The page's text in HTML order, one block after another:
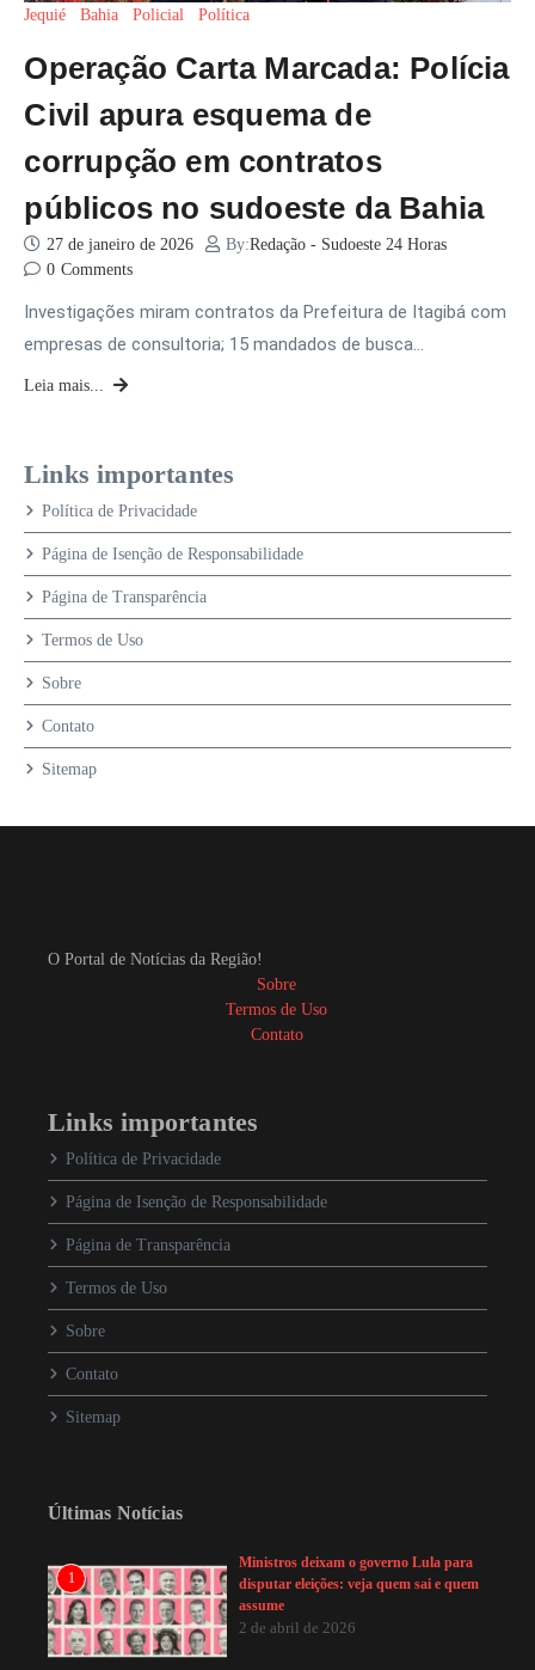
Jequié Bahia Policial Política
Operação Carta Marcada: Polícia
Civil apura esquema de
corrupção em contratos
públicos no sudoeste da Bahia
27 de janeiro de 2026 By:Redação - Sudoeste 24 Horas
0 Comments
Investigações miram contratos da Prefeitura de Itagibá com
empresas de consultoria; 15 mandados de busca…
Leia mais...
Links importantes
Política de Privacidade
Página de Isenção de Responsabilidade
Página de Transparência
Termos de Uso
Sobre
Contato
Sitemap
O Portal de Notícias da Região!
Sobre
Termos de Uso
Contato
Links importantes
Política de Privacidade
Página de Isenção de Responsabilidade
Página de Transparência
Termos de Uso
Sobre
Contato
Sitemap
Últimas Notícias
1
Ministros deixam o governo Lula para
disputar eleições: veja quem sai e quem
assume
2 de abril de 2026